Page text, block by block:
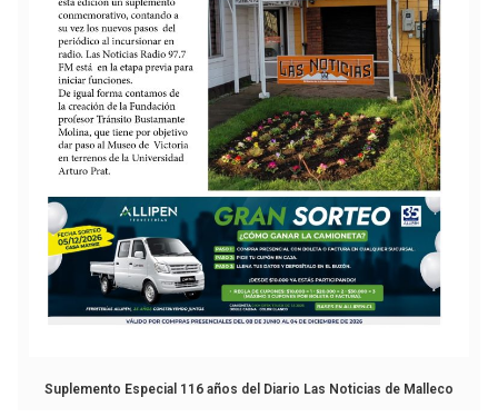
Suplemento Especial 116 años del Diario Las Noticias de Malleco